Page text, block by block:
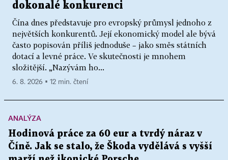
dokonalé konkurenci
Čína dnes představuje pro evropský průmysl jednoho z
největších konkurentů. Její ekonomický model ale bývá
často popisován příliš jednoduše – jako směs státních
dotací a levné práce. Ve skutečnosti je mnohem
složitější. „Nazývám ho...
6. 8. 2026 ▪ 12 min. čtení
ANALÝZA
Hodinová práce za 60 eur a tvrdý náraz v
Číně. Jak se stalo, že Škoda vydělává s vyšší